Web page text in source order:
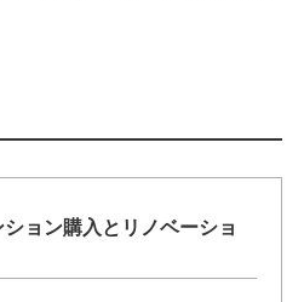
ョン購入とリノベーショ